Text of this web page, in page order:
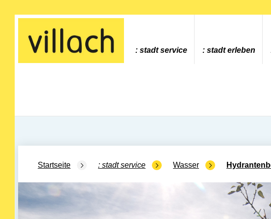
Gehe zur Startseite
stadt service stadt erleben
Startseite stadt service Wasser